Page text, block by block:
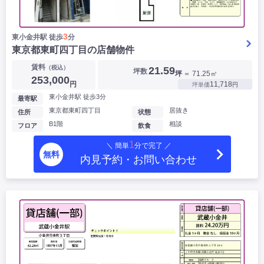
東小金井駅 徒歩3分
東京都東町四丁目の店舗物件
賃料（税込）
253,000円
坪数21.59坪 ＝ 71.25㎡
坪単価11,718円
最寄駅 東小金井駅 徒歩3分
住所 東京都東町四丁目
フロア B1階
状態 居抜き
飲食 相談
無料
＼ 簡単1分で完了 ／
内見予約・お問い合わせ